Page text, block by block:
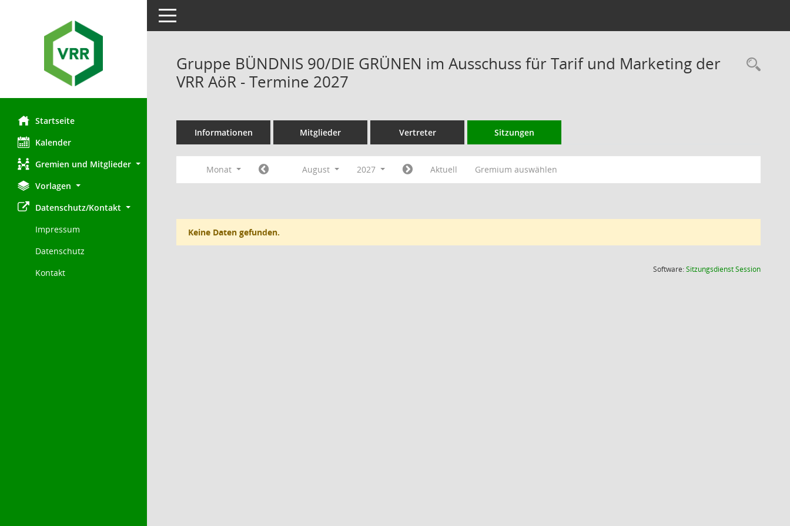
Startseite
Kalender
Gremien und Mitglieder
Vorlagen
Datenschutz/Kontakt
Impressum
Datenschutz
Kontakt
Toggle navigation
Gruppe BÜNDNIS 90/DIE GRÜNEN im Ausschuss für Tarif und Marketing der
VRR AöR - Termine 2027
Informationen Mitglieder Vertreter Sitzungen
Monat August 2027 Aktuell Gremium auswählen
Keine Daten gefunden.
Software:SitzungsdienstSession(Wird in